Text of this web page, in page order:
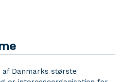
af Danmarks største